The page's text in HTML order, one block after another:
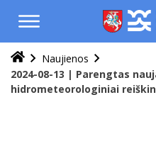
title Pažymėti antraštes
zoom_out Tolinti
turinį
Naujienos
2024-08-13 | Parengtas
hidrometeorologiniai